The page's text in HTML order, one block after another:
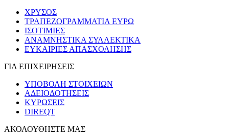
ΧΡΥΣΟΣ
ΤΡΑΠΕΖΟΓΡΑΜΜΑΤΙΑ ΕΥΡΩ
ΙΣΟΤΙΜΙΕΣ
ΑΝΑΜΝΗΣΤΙΚΑ ΣΥΛΛΕΚΤΙΚΑ
ΕΥΚΑΙΡΙΕΣ ΑΠΑΣΧΟΛΗΣΗΣ
ΓΙΑ ΕΠΙΧΕΙΡΗΣΕΙΣ
ΥΠΟΒΟΛΗ ΣΤΟΙΧΕΙΩΝ
ΑΔΕΙΟΔΟΤΗΣΕΙΣ
ΚΥΡΩΣΕΙΣ
DIREQT
ΑΚΟΛΟΥΘΗΣΤΕ ΜΑΣ